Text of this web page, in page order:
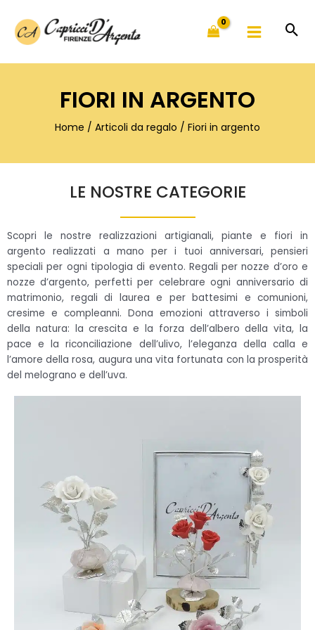
contenuto
FIORI IN ARGENTO
Home / Articoli da regalo / Fiori in argento
LE NOSTRE CATEGORIE
Scopri le nostre realizzazioni artigianali, piante e fiori in
argento realizzati a mano per i tuoi anniversari, pensieri
speciali per ogni tipologia di evento. Regali per nozze d’oro e
nozze d’argento, perfetti per celebrare ogni anniversario di
matrimonio, regali di laurea e per battesimi e comunioni,
cresime e compleanni. Dona emozioni attraverso i simboli
della natura: la crescita e la forza dell’albero della vita, la
pace e la riconciliazione dell’ulivo, l’eleganza della calla e
l’amore della rosa, augura una vita fortunata con la prosperità
del melograno e dell’uva.